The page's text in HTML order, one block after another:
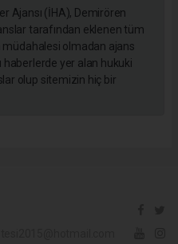
Ajansı (İHA), Demirören
tarafından eklenen tüm
olmadan ajans
haberlerde yer alan hukuki
olup sitemizin hiç bir